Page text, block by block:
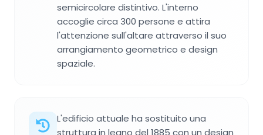
semicircolare distintivo. L'interno
accoglie circa 300 persone e attira
l'attenzione sull'altare attraverso il suo
arrangiamento geometrico e design
spaziale.
L'edificio attuale ha sostituito una
struttura in legno del 1885 con un design